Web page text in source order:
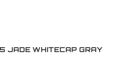
JADE WHITECAP GRAY